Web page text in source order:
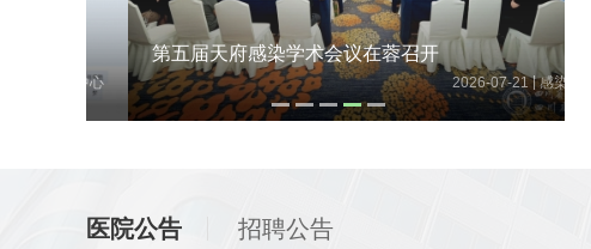
第五届天府感染学术会议在蓉召开
2026-07-21 | 感染科
医院公告 招聘公告